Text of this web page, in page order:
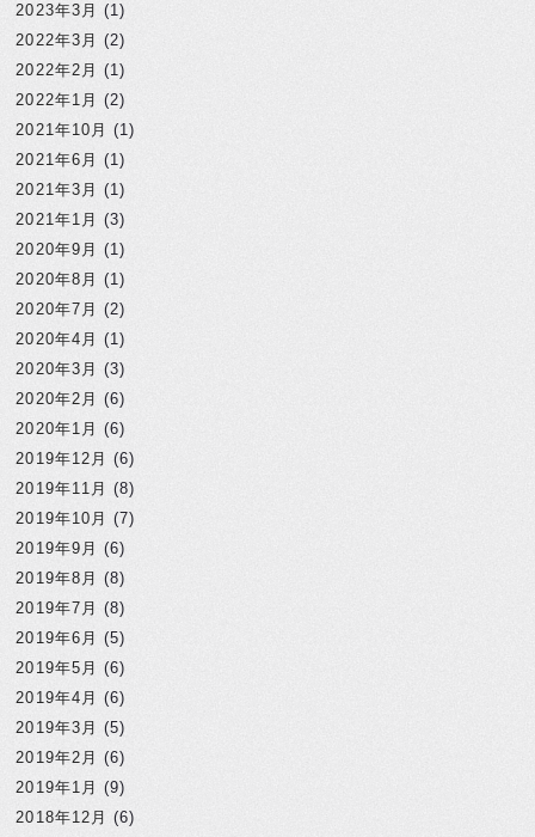
2023年3月 (1)
2022年3月 (2)
2022年2月 (1)
2022年1月 (2)
2021年10月 (1)
2021年6月 (1)
2021年3月 (1)
2021年1月 (3)
2020年9月 (1)
2020年8月 (1)
2020年7月 (2)
2020年4月 (1)
2020年3月 (3)
2020年2月 (6)
2020年1月 (6)
2019年12月 (6)
2019年11月 (8)
2019年10月 (7)
2019年9月 (6)
2019年8月 (8)
2019年7月 (8)
2019年6月 (5)
2019年5月 (6)
2019年4月 (6)
2019年3月 (5)
2019年2月 (6)
2019年1月 (9)
2018年12月 (6)